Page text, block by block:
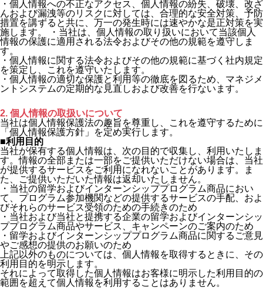
・個人情報への不正なアクセス、個人情報の紛失、破壊、改ざ
んおよび漏洩等のリスクに対しては、合理的な安全対策、予防
措置を講ずると共に、万一の発生時には速やかな是正対策を実
施します。 ・当社は、個人情報の取り扱いにおいて当該個人
情報の保護に適用される法令およびその他の規範を遵守しま
す。
・個人情報に関する法令およびその他の規範に基づく社内規定
を策定し、これを遵守いたします。
・個人情報の適切な保護と利用等の徹底を図るため、マネジメ
ントシステムの定期的な見直しおよび改善を行ないます。
2. 個人情報の取扱いについて
当社は個人情報保護法の趣旨を尊重し、これを遵守するために
「個人情報保護方針」を定め実行します。
■利用目的
当社が保有する個人情報は、次の目的で収集し、利用いたしま
す。情報の全部または一部をご提供いただけない場合は、当社
が提供するサービスをご利用になれないことがあります。ま
た、ご提供いただいた情報は返却いたしません。
・当社の留学およびインターンシッププログラム商品におい
て、プログラム参加機関などの提供するサービスの手配、およ
びそれらのサービス受領のための手続きのため
・当社および当社と提携する企業の留学およびインターンシッ
ププログラム商品やサービス、キャンペーンのご案内のため
・留学およびインターンシッププログラム商品に関するご意見
やご感想の提供のお願いのため
上記以外のものについては、個人情報を取得するときに、その
利用目的を明示します。
それによって取得した個人情報はお客様に明示した利用目的の
範囲を超えて個人情報を利用することはありません。